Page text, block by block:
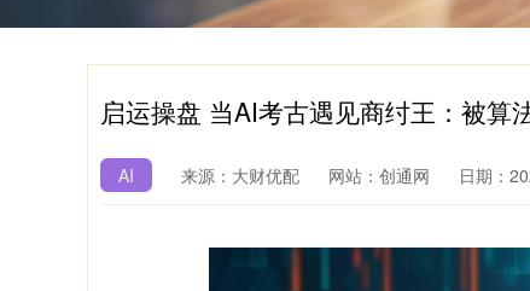
启运操盘 当AI考古遇见商纣王：被算
AI 来源：大财优配 网站：创通网 日期：